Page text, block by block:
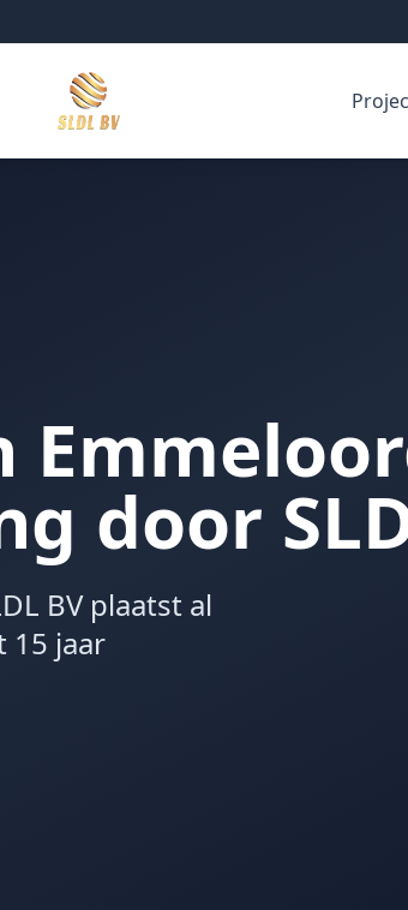
door
BV plaatst al
15 jaar